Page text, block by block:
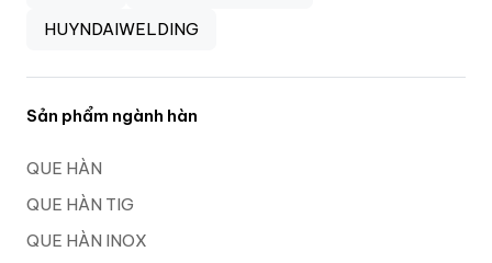
HUYNDAIWELDING
Sản phẩm ngành hàn
QUE HÀN
QUE HÀN TIG
QUE HÀN INOX